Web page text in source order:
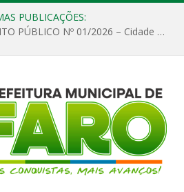
PUBLICAÇÕES:
EDITAL DE CHAMAMENTO PÚBLICO Nº 01/2026 – Cidade de Faro